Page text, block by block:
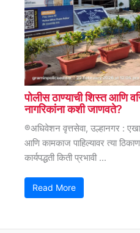
पोलीस ठाण्याची शिस्त आणि
नागरिकांना कशी जाणवते?
®अधिवेशन वृत्तसेवा, उल्हानगर :
आणि कामकाज पाहिल्यावर त्या
कार्यपद्धती किती प्रभावी ...
Read More